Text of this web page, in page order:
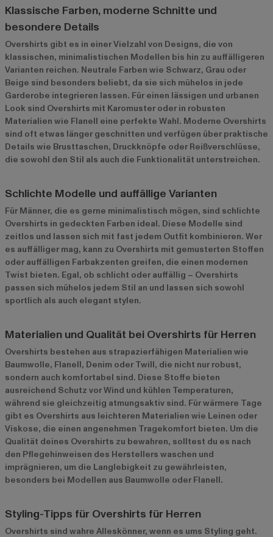
Klassische Farben, moderne Schnitte und
besondere Details
Overshirts gibt es in einer Vielzahl von Designs, die von
klassischen, minimalistischen Modellen bis hin zu auffälligeren
Varianten reichen. Neutrale Farben wie Schwarz, Grau oder
Beige sind besonders beliebt, da sie sich mühelos in jede
Garderobe integrieren lassen. Für einen lässigen und urbanen
Look sind Overshirts mit Karomuster oder in robusten
Materialien wie Flanell eine perfekte Wahl. Moderne Overshirts
sind oft etwas länger geschnitten und verfügen über praktische
Details wie Brusttaschen, Druckknöpfe oder Reißverschlüsse,
die sowohl den Stil als auch die Funktionalität unterstreichen.
Schlichte Modelle und auffällige Varianten
Für Männer, die es gerne minimalistisch mögen, sind schlichte
Overshirts in gedeckten Farben ideal. Diese Modelle sind
zeitlos und lassen sich mit fast jedem Outfit kombinieren. Wer
es auffälliger mag, kann zu Overshirts mit gemusterten Stoffen
oder auffälligen Farbakzenten greifen, die einen modernen
Twist bieten. Egal, ob schlicht oder auffällig – Overshirts
passen sich mühelos jedem Stil an und lassen sich sowohl
sportlich als auch elegant stylen.
Materialien und Qualität bei Overshirts für Herren
Overshirts bestehen aus strapazierfähigen Materialien wie
Baumwolle, Flanell, Denim oder Twill, die nicht nur robust,
sondern auch komfortabel sind. Diese Stoffe bieten
ausreichend Schutz vor Wind und kühlen Temperaturen,
während sie gleichzeitig atmungsaktiv sind. Für wärmere Tage
gibt es Overshirts aus leichteren Materialien wie Leinen oder
Viskose, die einen angenehmen Tragekomfort bieten. Um die
Qualität deines Overshirts zu bewahren, solltest du es nach
den Pflegehinweisen des Herstellers waschen und
imprägnieren, um die Langlebigkeit zu gewährleisten,
besonders bei Modellen aus Baumwolle oder Flanell.
Styling-Tipps für Overshirts für Herren
Overshirts sind wahre Alleskönner, wenn es ums Styling geht.